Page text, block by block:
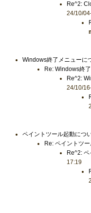
Re^2:
24/10/
Windows終了メニューに
Re: Windows終
Re^2:
24/10/
ペイントツール起動につ
Re: ペイントツ
Re^2:
17:19